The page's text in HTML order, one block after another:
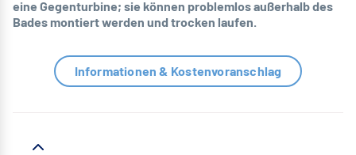
eine Gegenturbine; sie können problemlos außerhalb des
Bades montiert werden und trocken laufen.
Informationen & Kostenvoranschlag